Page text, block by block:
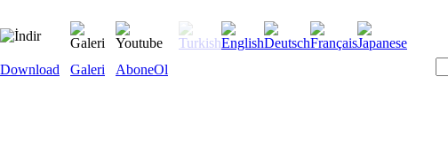
Download Galeri AboneOl